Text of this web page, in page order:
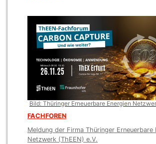
Bild: Thüringer Erneuerbare Energien
FACHFOREN
Meldung der Firma Thüringer Erneuerbare
Netzwerk (ThEEN) e.V.